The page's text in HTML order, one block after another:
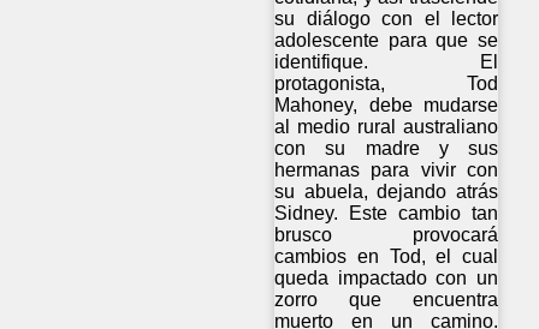
su diálogo con el lector
adolescente para que se
identifique. El
protagonista, Tod
Mahoney, debe mudarse
al medio rural australiano
con su madre y sus
hermanas para vivir con
su abuela, dejando atrás
Sidney. Este cambio tan
brusco provocará
cambios en Tod, el cual
queda impactado con un
zorro que encuentra
muerto en un camino.